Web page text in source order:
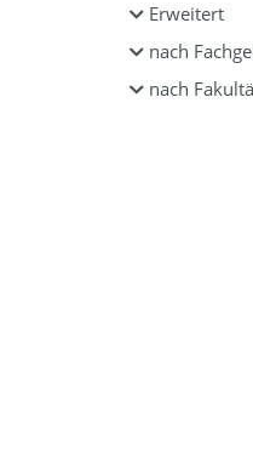
Erweitert
nach
nach